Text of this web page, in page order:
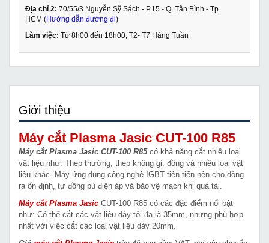
Địa chỉ 2: 70/55/3 Nguyễn Sỹ Sách - P.15 - Q. Tân Bình - Tp.
HCM (Hướng dẫn đường đi)
Làm việc: Từ 8h00 đến 18h00, T2- T7 Hàng Tuần
Giới thiệu
Máy cắt Plasma Jasic CUT-100 R85
Máy cắt Plasma Jasic CUT-100 R85có khả năng cắt nhiều loại
vật liệu như: Thép thường, thép không gỉ, đồng và nhiều loại vật
liệu khác. Máy ứng dụng công nghệ IGBT tiên tiến nên cho dòng
ra ổn định, tự đồng bù điện áp và bảo vệ mạch khi quá tải.
Máy cắt Plasma Jasic CUT-100 R85 có các đặc điểm nổi bật
như: Có thể cắt các vật liệu dày tối đa là 35mm, nhưng phù hợp
nhất với việc cắt các loại vật liệu dày 20mm.